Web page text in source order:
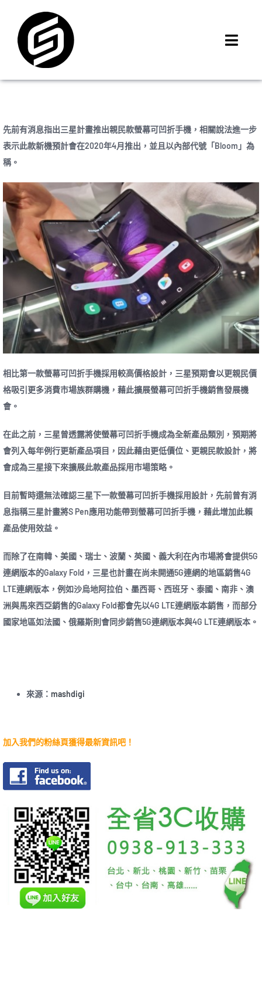
content
iPhone 回收價
線上商城
3C租賃
MSI 舊換新
最新資訊
聯絡我們
先前有消息指出三星計畫推出親民款螢幕可凹折手機，相關說法進一步
表示此款新機預計會在2020年4月推出，並且以內部代號「Bloom」為
稱。
相比第一款螢幕可凹折手機採用較高價格設計，三星預期會以更親民價
格吸引更多消費市場族群購機，藉此擴展螢幕可凹折手機銷售發展機
會。
在此之前，三星曾透露將使螢幕可凹折手機成為全新產品類別，預期將
會列入每年例行更新產品項目，因此藉由更低價位、更親民款設計，將
會成為三星接下來擴展此款產品採用市場策略。
目前暫時還無法確認三星下一款螢幕可凹折手機採用設計，先前曾有消
息指稱三星計畫將S Pen應用功能帶到螢幕可凹折手機，藉此增加此賴
產品使用效益。
而除了在南韓、美國、瑞士、波蘭、英國、義大利在內市場將會提供5G
連網版本的Galaxy Fold，三星也計畫在尚未開通5G連網的地區銷售4G
LTE連網版本，例如沙烏地阿拉伯、墨西哥、西班牙、泰國、南非、澳
洲與馬來西亞銷售的Galaxy Fold都會先以4G LTE連網版本銷售，而部分
國家地區如法國、俄羅斯則會同步銷售5G連網版本與4G LTE連網版本。
來源： mashdigi
加入我們的粉絲頁獲得最新資訊吧！